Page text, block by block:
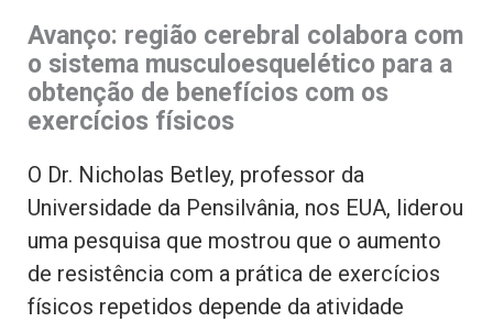
Avanço: região cerebral colabora com
o sistema musculoesquelético para a
obtenção de benefícios com os
exercícios físicos
O Dr. Nicholas Betley, professor da
Universidade da Pensilvânia, nos EUA, liderou
uma pesquisa que mostrou que o aumento
de resistência com a prática de exercícios
físicos repetidos depende da atividade